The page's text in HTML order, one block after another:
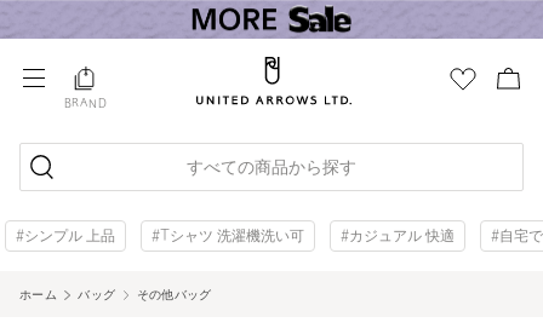
BRAND
すべての商品から探す
#シンプル 上品 #Tシャツ 洗濯機洗い可 #カジュアル 快適 #自宅
ホーム バッグ その他バッグ